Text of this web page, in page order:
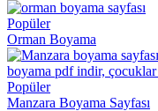
Popüler
Orman Boyama
Popüler
Manzara Boyama Sayfası